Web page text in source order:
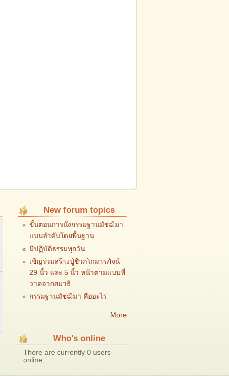
New forum topics
ขั้นตอนการนั่งกรรมฐานมัชฌิมา
แบบลำดับโดยพื้นฐาน
มีปฏิบัติธรรมทุกวัน
เชิญร่วมสร้างปู่ชีวกโกมารภัจน์
29 นิ้ว และ 5 นิ้ว หน้าตามแบบที่
วาดจากสมาธิ
กรรมฐานมัชฌิมา คืออะไร
More
Who's online
There are currently 0 users
online.